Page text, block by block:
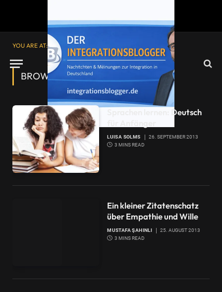
YOU ARE AT: Startseite»
BROWSING:GOETHE
Sprachen lernen: Deutsch
LUISA SOLMS
26. SEPTEMBER 2013
3 MINS READ
Ein kleiner Zitatenschatz
über Empathie und Wille
MUSTAFA ŞAHINLI
25. AUGUST 2013
3 MINS READ